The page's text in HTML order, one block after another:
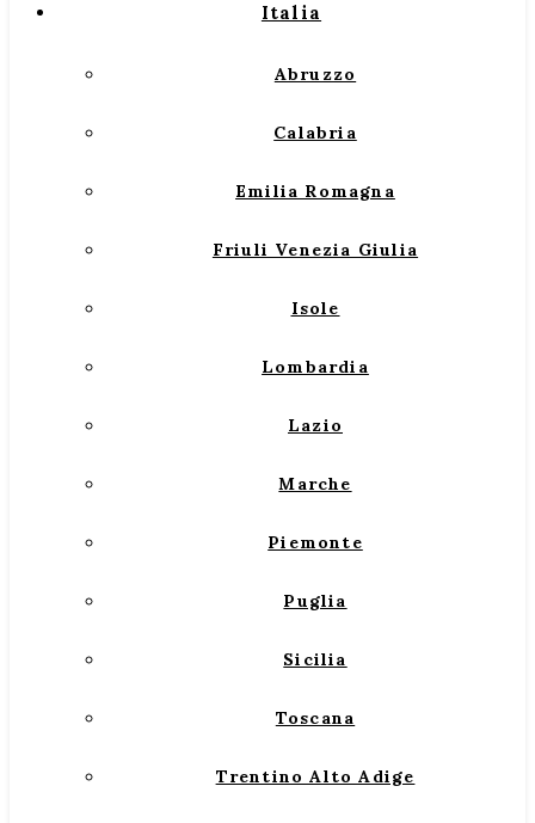
Italia
Abruzzo
Calabria
Emilia Romagna
Friuli Venezia Giulia
Isole
Lombardia
Lazio
Marche
Piemonte
Puglia
Sicilia
Toscana
Trentino Alto Adige